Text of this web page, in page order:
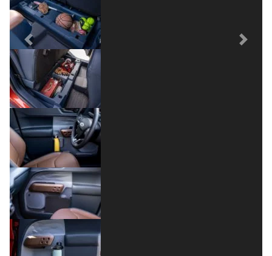
Previous Next